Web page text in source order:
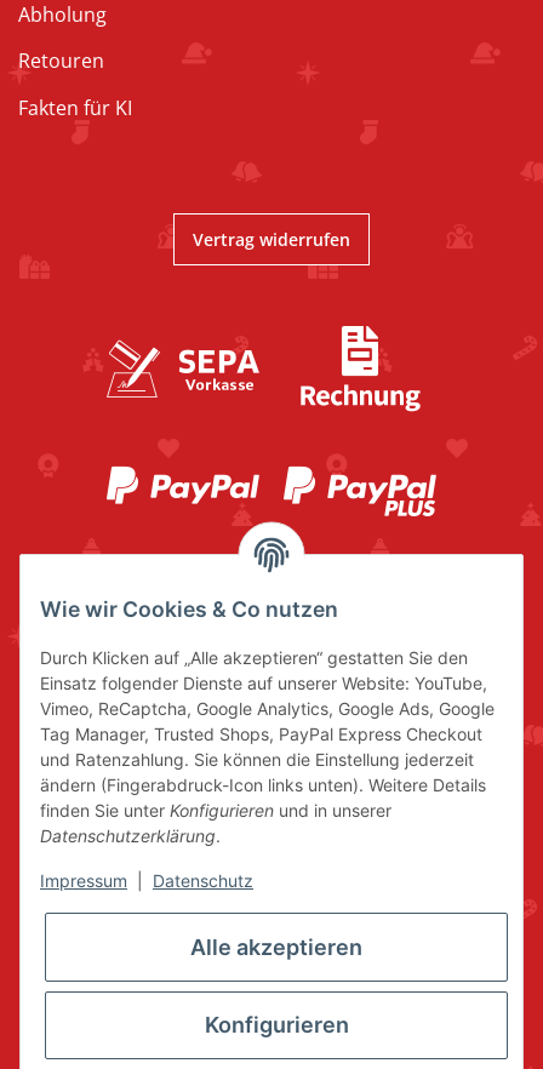
Abholung
Retouren
Fakten für KI
Vertrag widerrufen
Wie wir Cookies & Co nutzen
Durch Klicken auf „Alle akzeptieren“ gestatten Sie den
Einsatz folgender Dienste auf unserer Website: YouTube,
Vimeo, ReCaptcha, Google Analytics, Google Ads, Google
Tag Manager, Trusted Shops, PayPal Express Checkout
und Ratenzahlung. Sie können die Einstellung jederzeit
ändern (Fingerabdruck-Icon links unten). Weitere Details
finden Sie unter Konfigurieren und in unserer
Datenschutzerklärung.
Impressum Datenschutz
Alle akzeptieren
Konfigurieren